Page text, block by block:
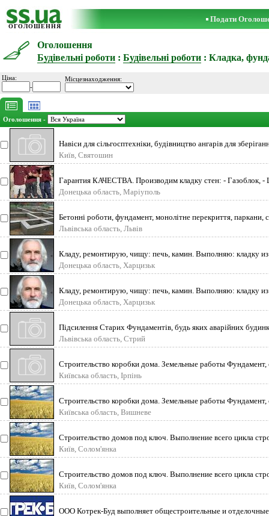
ОГОЛОШЕННЯ
Подати
Оголошення
Будівельні роботи : Будівельні роботи : Кладка,
Ціна:
-
Місцезнаходження:
Оголошення -
Навіси для сільгосптехніки, будівництво ангарів для
Київ, Святошин
Гарантия КАЧЕСТВА. Производим кладку стен: - Газоблок,
Донецька область, Маріуполь
Бетонні роботи, фундамент, монолітне перекриття,
Львівська область, Львів
Кладу, ремонтирую, чищу: печь, камин. Выполняю: кладку
Донецька область, Харцизьк
Кладу, ремонтирую, чищу: печь, камин. Выполняю: кладку
Донецька область, Харцизьк
Підсилення Старих Фундаментів, будь яких аварiйних
Львівська область, Стрий
Строительство коробки дома. Земельные работы
Київська область, Ірпінь
Строительство коробки дома. Земельные работы
Київська область, Вишневе
Строительство домов под ключ. Выполнение всего цикла
Київ, Солом'янка
Строительство домов под ключ. Выполнение всего цикла
Київ, Солом'янка
ООО Котрек-Буд выполняет общестроительные и